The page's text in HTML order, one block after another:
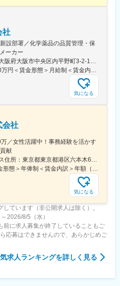
ード感の中で、専門性と実務経験を
学会への出張機会など、国内外でグ
る
・役割に応じてフルリモートも相談
務
社
設部署／化学薬品の品質管理・保
ーカー
＜勤務地詳細＞本社住所：大阪府大阪市中央区内平野町3-2-12 HPCビル勤務地最寄駅：Osaka Metro堺筋線／北浜駅受動喫煙対策：屋内全面禁煙変更の範囲：会社の定める事業所
＜予定年収＞450万円～630万円＜賃金形態＞月給制＜賃金内訳＞月額（基本給）：263,000円～371,000円＜月給＞263,000円～371,000円＜昇給有無＞有＜残業手当＞有＜給与補足＞■年収補足：・賞与実績／年2回、昨年度実績5ヵ月分・最終面接にて等級を決定。管理監督者の場合は残業手当なし。賃金はあくまでも目安の金額であり、選考を通じて上下する可能性があります。月給(月額)は固定手当を含めた表記です。
気になる
会社
／女性活躍中！事務経験を活かす
献
＜勤務地詳細＞東京オフィス住所：東京都東京都港区六本木6-15-1 勤務地最寄駅：東京メトロ 日比谷線／六本木駅受動喫煙対策：屋内全面禁煙変更の範囲：会社の定める事業所
＜予定年収＞400万円＜賃金形態＞年俸制＜賃金内訳＞年額（基本給）：3,108,920円固定残業手当/月：74,490円（固定残業時間40時間0分/月）超過した時間外労働の残業手当は追加支給＜月額＞333,566円（12分割）（一律手当を含む）＜昇給有無＞有＜残業手当＞有＜給与補足＞※固定残業代制、超過分別途支給賃金はあくまでも目安の金額であり、選考を通じて上下する可能性があります。月給(月額)は固定手当を含めた表記です。
気になる
ています（非公開求人は除く）。
2026/8/5（水）
前に求人募集が終了していることもご
応募はできませんので、あらかじめご
求人ランキングを詳しく見る